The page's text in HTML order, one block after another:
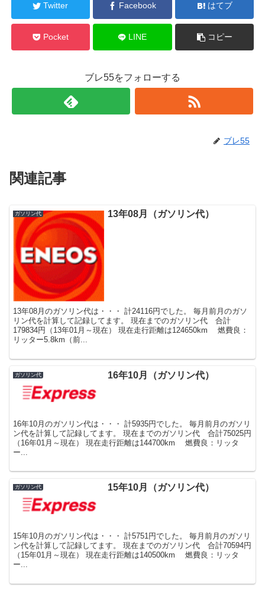
Twitter Facebook はてブ
Pocket LINE コピー
ブレ55をフォローする
ブレ55
関連記事
ガソリン代 13年08月（ガソリン代）
13年08月のガソリン代は・・・ 計24116円でした。 毎月前月のガソ
リン代を計算して記録してます。 現在までのガソリン代 合計
179834円（13年01月～現在） 現在走行距離は124650km 燃費良：
リッター5.8km（前...
ガソリン代 16年10月（ガソリン代）
16年10月のガソリン代は・・・ 計5935円でした。 毎月前月のガソリ
ン代を計算して記録してます。 現在までのガソリン代 合計75025円
（16年01月～現在） 現在走行距離は144700km 燃費良：リッタ
ー...
ガソリン代 15年10月（ガソリン代）
15年10月のガソリン代は・・・ 計5751円でした。 毎月前月のガソリ
ン代を計算して記録してます。 現在までのガソリン代 合計70594円
（15年01月～現在） 現在走行距離は140500km 燃費良：リッタ
ー...